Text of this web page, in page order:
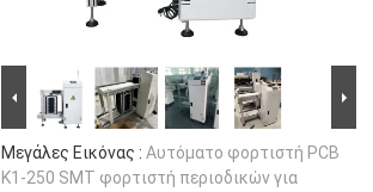
Μεγάλες Εικόνας : Αυτόματο φορτιστή PCB
K1-250 SMT φορτιστή περιοδικών για